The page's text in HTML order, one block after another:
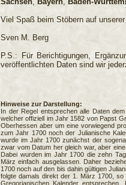
Viel Spaß beim Stöbern auf
Sven M. Berg
P.S.: Für Berichtigungen,
veröffentlichten Daten sind wir
Hinweise zur Darstellung:
In der Regel entsprechen alle Daten
welcher offiziell im Jahr 1582 von Papst
Oberhessen aber um eine vorwiegend
zum Jahr 1700 noch der Julianische
wurde im Jahr 1700 zunächst der
zwar vom Datum her gleich war, aber
Dabei wurden im Jahr 1700 die zehn
März einfach ausgelassen. Daher
1700 noch auf den bis dahin gültigen
folgte damals direkt der 1. März 1700,
Gregorianischen Kalender